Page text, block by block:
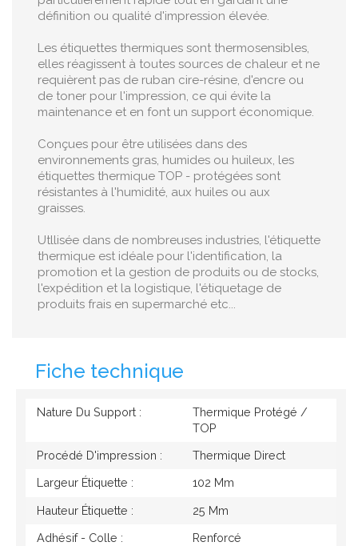
définition ou qualité d'impression élevée.
Les étiquettes thermiques sont thermosensibles,
elles réagissent à toutes sources de chaleur et ne
requièrent pas de ruban cire-résine, d'encre ou
de toner pour l'impression, ce qui évite la
maintenance et en font un support économique.
Conçues pour être utilisées dans des
environnements gras, humides ou huileux, les
étiquettes thermique TOP - protégées sont
résistantes à l'humidité, aux huiles ou aux
graisses.
Utllisée dans de nombreuses industries, l'étiquette
thermique est idéale pour l'identification, la
promotion et la gestion de produits ou de stocks,
l'expédition et la logistique, l'étiquetage de
produits frais en supermarché etc...
Fiche technique
Nature Du Support :
Thermique Protégé /
TOP
Procédé D'impression : Thermique Direct
Largeur Étiquette : 102 Mm
Hauteur Étiquette : 25 Mm
Adhésif - Colle : Renforcé